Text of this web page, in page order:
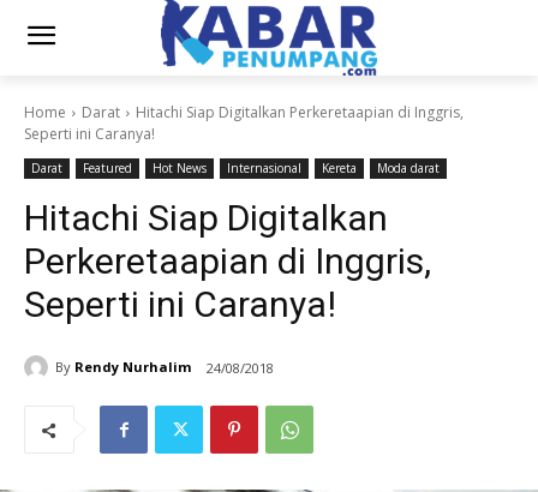
Home Darat
Hitachi Siap Digitalkan Perkeretaapian di Inggris,
Seperti ini Caranya!
Darat Featured Hot News Internasional Kereta Moda darat
Hitachi Siap Digitalkan
Perkeretaapian di Inggris,
Seperti ini Caranya!
By Rendy Nurhalim 24/08/2018